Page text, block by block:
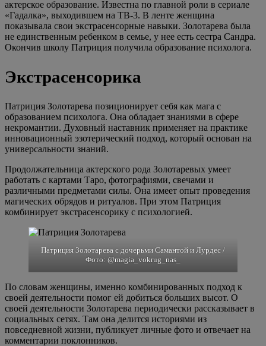
актерское образование. Известна по главной роли в сериале
«Гадалка», выходившем на ТВ-3. В ленте женщина
показывала свои экстрасенсорные навыки. Золотарева была
не единственным ребенком в семье, у нее есть сестра Сандра.
Окончив школу Патриция получила образование психолога.
Экстрасенсорика
Патриция Золотарева позиционирует себя как мага с
образованием психолога. Она обладает знаниями в сфере
некромантии. Духовный наставник применяет на практике
инновационный эзотерический подход, который основан на
универсальности знаний.
Продолжательница актерского рода Золотаревых умеет
работать с картами Таро, фотографиями, свечами и
различными предметами силы. Она имеет опыт проведения
магических обрядов и ритуалов. При этом Патриция
комбинирует экстрасенсорику с психологией.
Патриция Золотарева с дочерьми Самантой и Лурдес /
Фото: @magia_vokrug_nas_
По словам женщины, именно комбинированных подход к
своей деятельности помог ей добиться больших высот. О
своей деятельности Золотарева периодически рассказывает в
социальных сетях. Там она делится историями из
повседневной жизни, публикует личные фото и отвечает на
комментарии поклонников.